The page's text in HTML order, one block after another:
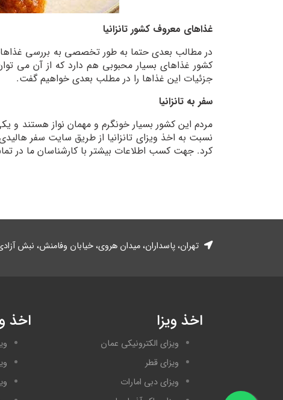
غذاهای معروف کشور تانزانیا
در مطالب بعدی حتما به طور تخصصی به بررسی
کشور غذاهای بسیار محبوبی هم دارد که از آن می
جزئیات این غذاها را در مطلب بعدی خواهیم گفت.
سفر به تانزانیا
مردم این کشور بسیار خونگرم و مهمان نواز هستند و
نسبت به اخذ ویزای تانزانیا از طریق سایت سفر
کرد. جهت کسب اطلاعات بیشتر با کارشناسان ما در
تهران، پاسداران، میدان هروی، خیابان وفا‌منش، نبش آزادی، ساختمان
اخذ ویزا
ویزای الکترونیکی عمان
ویزای قطر
ویزای دبی امارات
اخذ